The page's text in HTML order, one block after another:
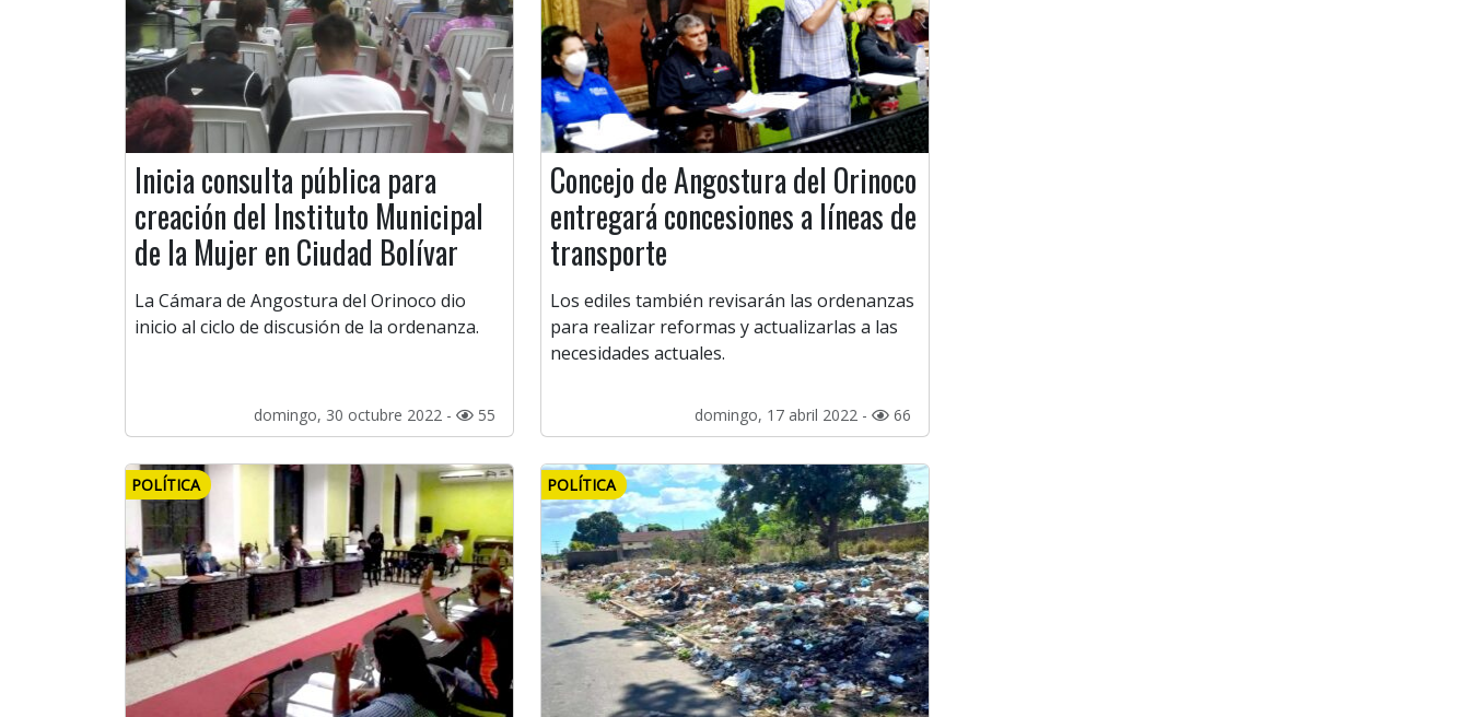
Inicia consulta pública para
creación del Instituto Municipal
de la Mujer en Ciudad Bolívar
La Cámara de Angostura del Orinoco dio
inicio al ciclo de discusión de la ordenanza.
domingo, 30 octubre 2022 - 55
Concejo de Angostura del Orinoco
entregará concesiones a líneas de
transporte
Los ediles también revisarán las ordenanzas
para realizar reformas y actualizarlas a las
necesidades actuales.
domingo, 17 abril 2022 - 66
POLÍTICA POLÍTICA